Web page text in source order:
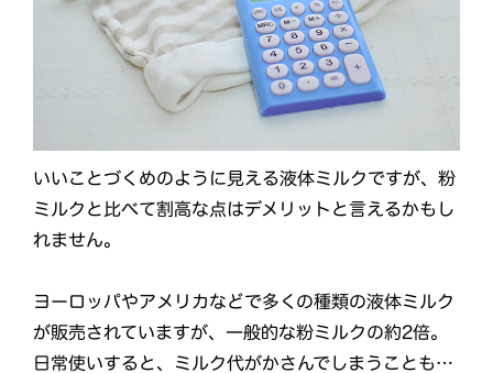
いいことづくめのように見える液体ミルクですが、粉
ミルクと比べて割高な点はデメリットと言えるかもし
れません。
ヨーロッパやアメリカなどで多くの種類の液体ミルク
が販売されていますが、一般的な粉ミルクの約2倍。
日常使いすると、ミルク代がかさんでしまうことも…